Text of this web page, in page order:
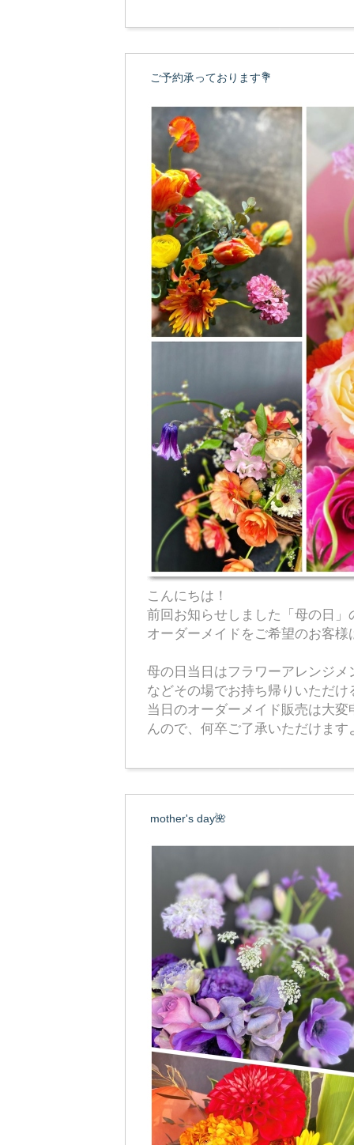
ご予約承っております💐
こんにちは！
前回お知らせしました「母の日
オーダーメイドをご希望のお客
母の日当日はフラワーアレン
などその場でお持ち帰りいただ
当日のオーダーメイド販売は大
んので、何卒ご了承いただけま
mother's day🌺